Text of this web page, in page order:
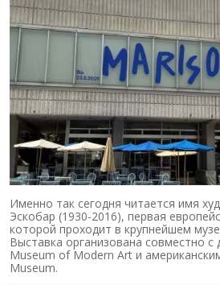
Именно так сегодня читается имя
Эскобар (1930-2016), первая
которой проходит в крупнейшем
Выставка организована совместно с
Museum of Modern Art и
Museum.